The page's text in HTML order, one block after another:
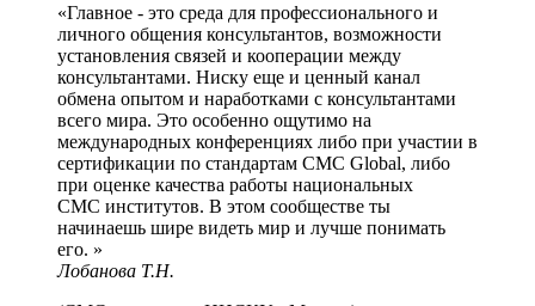
Главное - это среда для профессионального и
личного общения консультантов, возможности
установления связей и кооперации между
консультантами. Ниску еще и ценный канал
обмена опытом и наработками с консультантами
всего мира. Это особенно ощутимо на
международных конференциях либо при участии в
сертификации по стандартам CMC Global, либо
при оценке качества работы национальных
СMC институтов. В этом сообществе ты
начинаешь шире видеть мир и лучше понимать
его.
Лобанова Т.Н.